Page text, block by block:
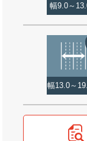
幅9.0～
幅13.0～